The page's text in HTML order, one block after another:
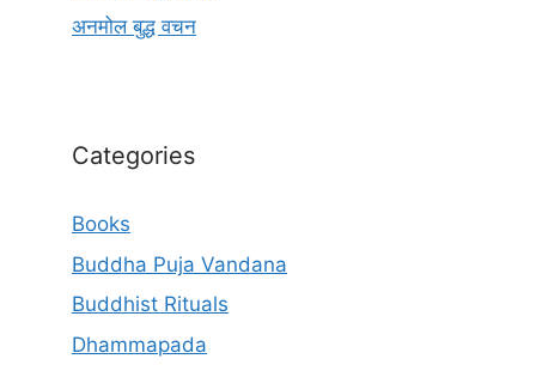
अनमोल बुद्ध वचन
Categories
Books
Buddha Puja Vandana
Buddhist Rituals
Dhammapada